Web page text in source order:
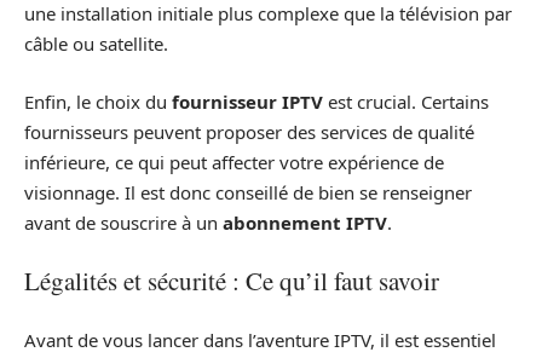
une installation initiale plus complexe que la télévision par
câble ou satellite.
Enfin, le choix du fournisseur IPTV est crucial. Certains
fournisseurs peuvent proposer des services de qualité
inférieure, ce qui peut affecter votre expérience de
visionnage. Il est donc conseillé de bien se renseigner
avant de souscrire à un abonnement IPTV.
Légalités et sécurité : Ce qu’il faut savoir
Avant de vous lancer dans l’aventure IPTV, il est essentiel